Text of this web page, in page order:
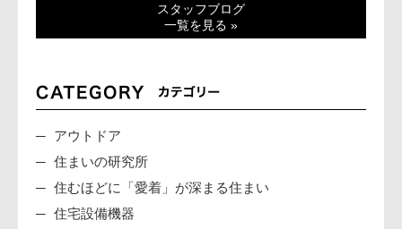
スタッフブログ
一覧を見る »
アウトドア
住まいの研究所
住むほどに「愛着」が深まる住まい
住宅設備機器